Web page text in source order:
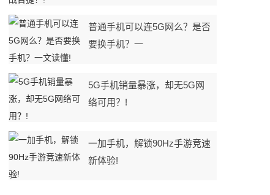
普通手机可以连5G网么？是否
要换手机？一
5G手机销量暴涨，却无5G网
络可用？!
一加手机，解锁90Hz手游竞速
新体验!